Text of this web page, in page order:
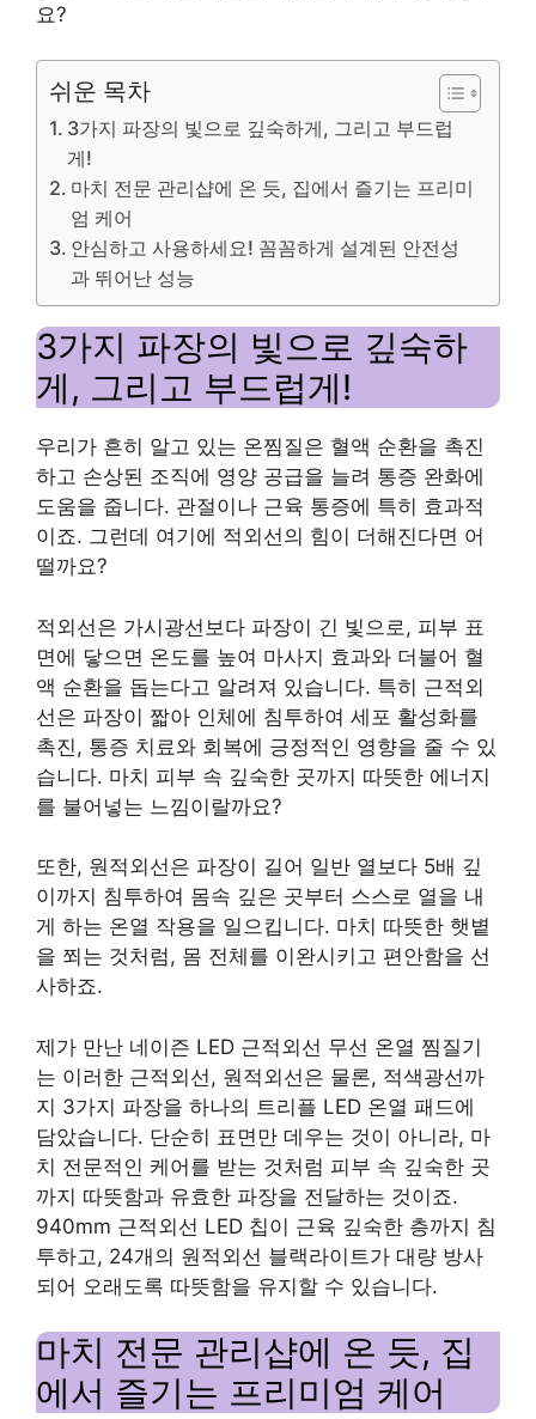
요?
쉬운 목차
3가지 파장의 빛으로 깊숙하게, 그리고 부드럽
게!
마치 전문 관리샵에 온 듯, 집에서 즐기는 프리미
엄 케어
안심하고 사용하세요! 꼼꼼하게 설계된 안전성
과 뛰어난 성능
3가지 파장의 빛으로 깊숙하
게, 그리고 부드럽게!
우리가 흔히 알고 있는 온찜질은 혈액 순환을 촉진
하고 손상된 조직에 영양 공급을 늘려 통증 완화에
도움을 줍니다. 관절이나 근육 통증에 특히 효과적
이죠. 그런데 여기에 적외선의 힘이 더해진다면 어
떨까요?
적외선은 가시광선보다 파장이 긴 빛으로, 피부 표
면에 닿으면 온도를 높여 마사지 효과와 더불어 혈
액 순환을 돕는다고 알려져 있습니다. 특히 근적외
선은 파장이 짧아 인체에 침투하여 세포 활성화를
촉진, 통증 치료와 회복에 긍정적인 영향을 줄 수 있
습니다. 마치 피부 속 깊숙한 곳까지 따뜻한 에너지
를 불어넣는 느낌이랄까요?
또한, 원적외선은 파장이 길어 일반 열보다 5배 깊
이까지 침투하여 몸속 깊은 곳부터 스스로 열을 내
게 하는 온열 작용을 일으킵니다. 마치 따뜻한 햇볕
을 쬐는 것처럼, 몸 전체를 이완시키고 편안함을 선
사하죠.
제가 만난 네이즌 LED 근적외선 무선 온열 찜질기
는 이러한 근적외선, 원적외선은 물론, 적색광선까
지 3가지 파장을 하나의 트리플 LED 온열 패드에
담았습니다. 단순히 표면만 데우는 것이 아니라, 마
치 전문적인 케어를 받는 것처럼 피부 속 깊숙한 곳
까지 따뜻함과 유효한 파장을 전달하는 것이죠.
940mm 근적외선 LED 칩이 근육 깊숙한 층까지 침
투하고, 24개의 원적외선 블랙라이트가 대량 방사
되어 오래도록 따뜻함을 유지할 수 있습니다.
마치 전문 관리샵에 온 듯, 집
에서 즐기는 프리미엄 케어